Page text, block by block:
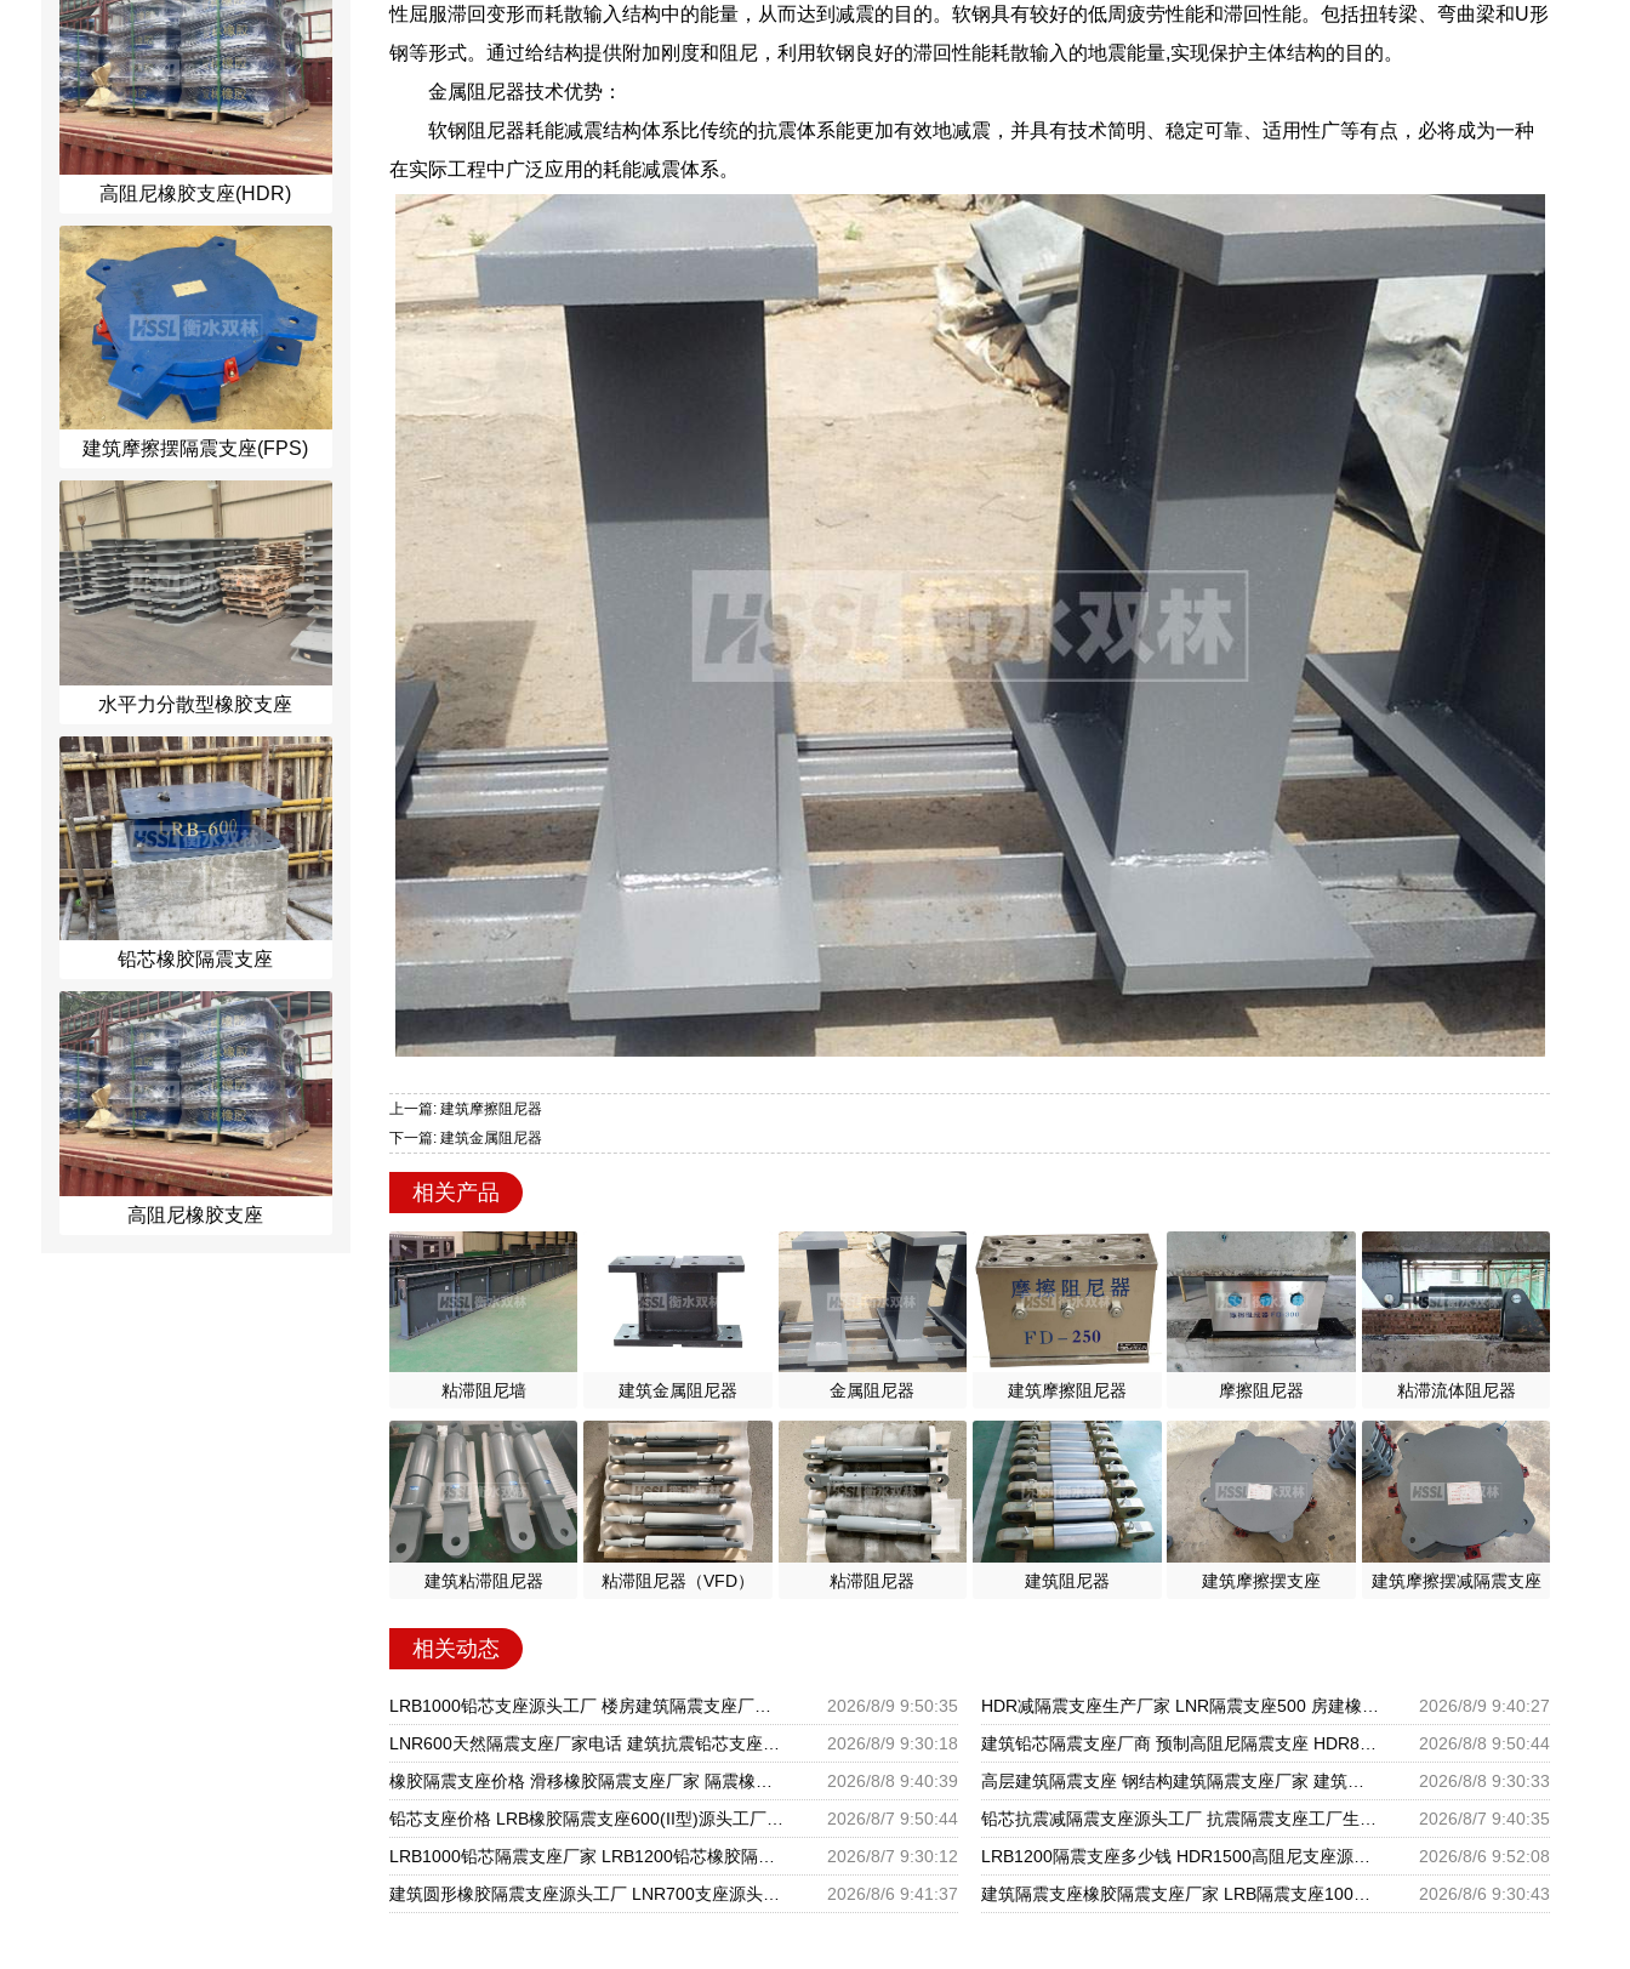
高阻尼橡胶支座(HDR)
建筑摩擦摆隔震支座(FPS)
水平力分散型橡胶支座
铅芯橡胶隔震支座
高阻尼橡胶支座
性屈服滞回变形而耗散输入结构中的能量，从而达到减震的目的。软钢具有较好的低周疲劳性能和滞回性能。包括扭转梁、弯曲梁和U形
钢等形式。通过给结构提供附加刚度和阻尼，利用软钢良好的滞回性能耗散输入的地震能量,实现保护主体结构的目的。
金属阻尼器技术优势：
软钢阻尼器耗能减震结构体系比传统的抗震体系能更加有效地减震，并具有技术简明、稳定可靠、适用性广等有点，必将成为一种
在实际工程中广泛应用的耗能减震体系。
上一篇: 建筑摩擦阻尼器
下一篇: 建筑金属阻尼器
相关产品
粘滞阻尼墙 建筑金属阻尼器 金属阻尼器 建筑摩擦阻尼器 摩擦阻尼器 粘滞流体阻尼器
建筑粘滞阻尼器 粘滞阻尼器（VFD） 粘滞阻尼器 建筑阻尼器 建筑摩擦摆支座 建筑摩擦摆减隔震支座
相关动态
LRB1000铅芯支座源头工厂 楼房建筑隔震支座厂家 高层橡胶隔震支座什么价格 2026/8/9 9:50:35
2026/8/9 9:40:27
2026/8/9 9:30:18
2026/8/8 9:50:44
2026/8/8 9:40:39
2026/8/8 9:30:33
铅芯支座价格 LRB橡胶隔震支座600(II型)源头工厂 LRB橡胶隔震支座1300
2026/8/7 9:50:44
2026/8/7 9:40:35
LRB1000铅芯隔震支座厂家 LRB1200铅芯橡胶隔震支座生产厂家 建筑LNG隔震支座
2026/8/7 9:30:12
2026/8/6 9:52:08
建筑圆形橡胶隔震支座源头工厂 LNR700支座源头工厂 LRB1100铅芯隔震支座多少钱
2026/8/6 9:41:37 2026/8/6 9:30:43